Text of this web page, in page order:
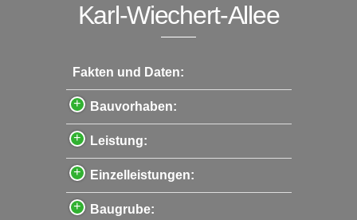
Karl-Wiechert-Allee
Fakten und Daten:
Bauvorhaben:
Leistung:
Einzelleistungen:
Baugrube: